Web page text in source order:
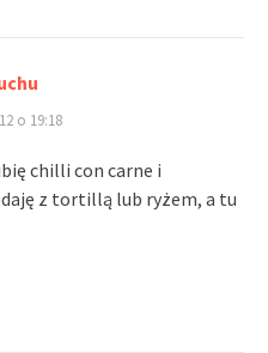
o 19:18
chilli con carne i
z tortillą lub ryżem, a tu